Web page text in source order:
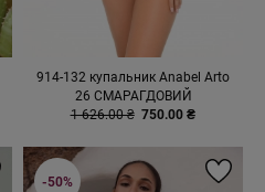
914-132 купальник Anabel Arto
26 СМАРАГДОВИЙ
1 626.00 ₴ 750.00 ₴
-50%